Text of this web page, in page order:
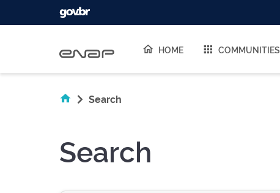
HOME COMMUNITIES
Search
Search